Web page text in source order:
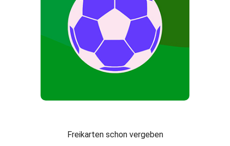
Freikarten schon vergeben